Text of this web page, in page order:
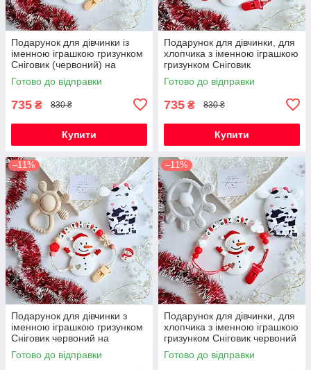
Подарунок для дівчинки із
іменною іграшкою гризунком
Сніговик (червоний) на
Новорічні свята
Готово до відправки
735 ₴ 830 ₴
Купити
Подарунок для дівчинки, для
хлопчика з іменною іграшкою
гризунком Сніговик
(червоний) на Новорічні
свята
Готово до відправки
735 ₴ 830 ₴
Купити
–11%
Подарунок для дівчинки з
іменною іграшкою гризунком
Сніговик червоний на
Новорічні свята
Готово до відправки
–11%
Подарунок для дівчинки, для
хлопчика з іменною іграшкою
гризунком Сніговик червоний
на Новорічні свята
Готово до відправки